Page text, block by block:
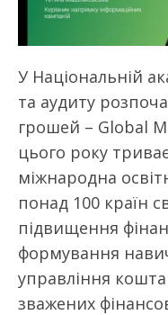
У Національній
та аудиту
грошей – Global
цього року
міжнародна
понад 100 країн
підвищення
формування
управління
зважених